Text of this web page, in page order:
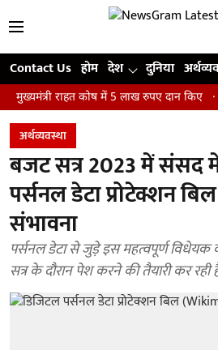
Contact Us होम देश दुनिया
राहत कोष में 5 लाख रुपए दान किए चेस:
अर्थव्यवस्था
बजट सत्र 2023 में संसद
पर्सनल डेटा प्रोटेक्शन
संभावना
पर्सनल डेटा से जुड़े इस महत्वपूर्ण
सत्र के दौरान पेश करने की तैयारी कर रही